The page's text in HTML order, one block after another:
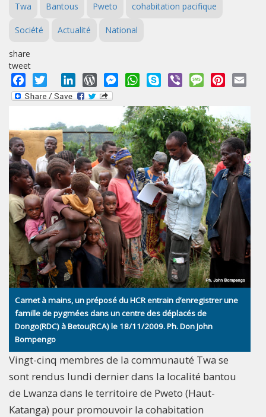
Twa Bantous Pweto cohabitation pacifique
Société Actualité National
share
tweet
Facebook
Twitter LinkedInWordPressMessengerWhatsApp
Skype Viber MessagePinterest
Carnet à mains, un préposé du HCR entrain d’enregistrer une
famille de pygmées dans un centre des déplacés de
Dongo(RDC) à Betou(RCA) le 18/11/2009. Ph. Don John
Bompengo
Vingt-cinq membres de la communauté Twa se
sont rendus lundi dernier dans la localité bantou
de Lwanza dans le territoire de Pweto (Haut-
Katanga) pour promouvoir la cohabitation